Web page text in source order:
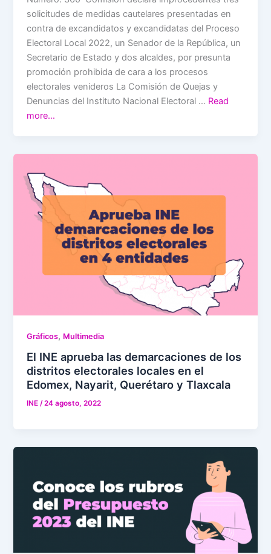
solicitudes de medidas cautelares presentadas en
contra de excandidatos y excandidatas del Proceso
Electoral Local 2022, un Senador de la República, un
Secretario de Estado y dos alcaldes, por presunta
promoción prohibida de cara a los procesos
electorales venideros La Comisión de Quejas y
Denuncias del Instituto Nacional Electoral … Read
more…
Gráficos, Multimedia
El INE aprueba las demarcaciones de los
distritos electorales locales en el
Edomex, Nayarit, Querétaro y Tlaxcala
INE/24 agosto, 2022